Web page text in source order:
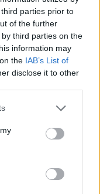
parties prior to
of the further
third parties on the
information may
the IAB’s List of
disclose it to other
or more Google
You may click to
third-party tags to
in below Google
Gianni Cadoni
foto
+39